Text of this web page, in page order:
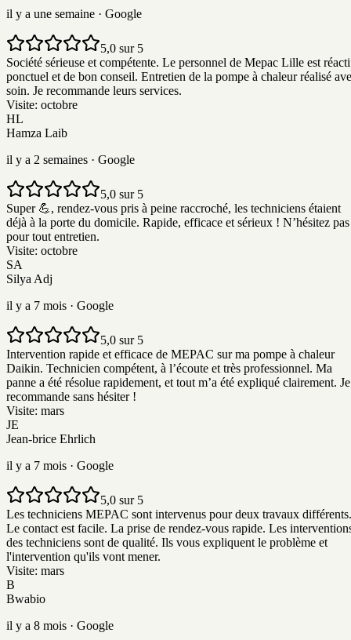
il y a une semaine · Google
5,0 sur 5
Société sérieuse et compétente. Le personnel de Mepac Lille est
ponctuel et de bon conseil. Entretien de la pompe à chaleur réalisé
soin. Je recommande leurs services.
Visite: octobre
HL
Hamza Laib
il y a 2 semaines · Google
5,0 sur 5
Super 💪, rendez-vous pris à peine raccroché, les techniciens étaient
déjà à la porte du domicile. Rapide, efficace et sérieux ! N’hésitez pas
pour tout entretien.
Visite: octobre
SA
Silya Adj
il y a 7 mois · Google
5,0 sur 5
Intervention rapide et efficace de MEPAC sur ma pompe à chaleur
Daikin. Technicien compétent, à l’écoute et très professionnel. Ma
panne a été résolue rapidement, et tout m’a été expliqué clairement. Je
recommande sans hésiter !
Visite: mars
JE
Jean-brice Ehrlich
il y a 7 mois · Google
5,0 sur 5
Les techniciens MEPAC sont intervenus pour deux travaux différents.
Le contact est facile. La prise de rendez-vous rapide. Les
des techniciens sont de qualité. Ils vous expliquent le problème et
l'intervention qu'ils vont mener.
Visite: mars
B
Bwabio
il y a 8 mois · Google